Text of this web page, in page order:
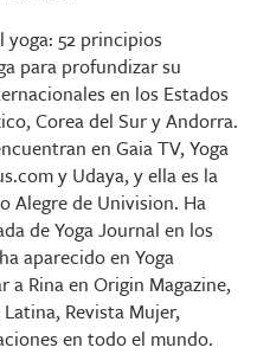
yoga: 52 principios
para profundizar su
en los Estados
Corea del Sur y Andorra.
en Gaia TV, Yoga
y Udaya, y ella es la
Alegre de Univision. Ha
de Yoga Journal en los
aparecido en Yoga
a Rina en Origin Magazine,
Revista Mujer,
en todo el mundo.